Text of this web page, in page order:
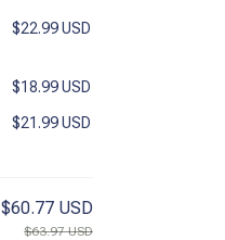
$22.99 USD
$18.99 USD
$21.99 USD
$60.77 USD
$63.97 USD